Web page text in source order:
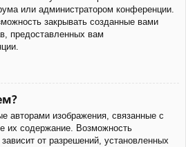
или администратором конференции.
закрывать созданные вами
предоставленных вам
авторами изображения, связанные с
их содержание. Возможность
от разрешений, установленных